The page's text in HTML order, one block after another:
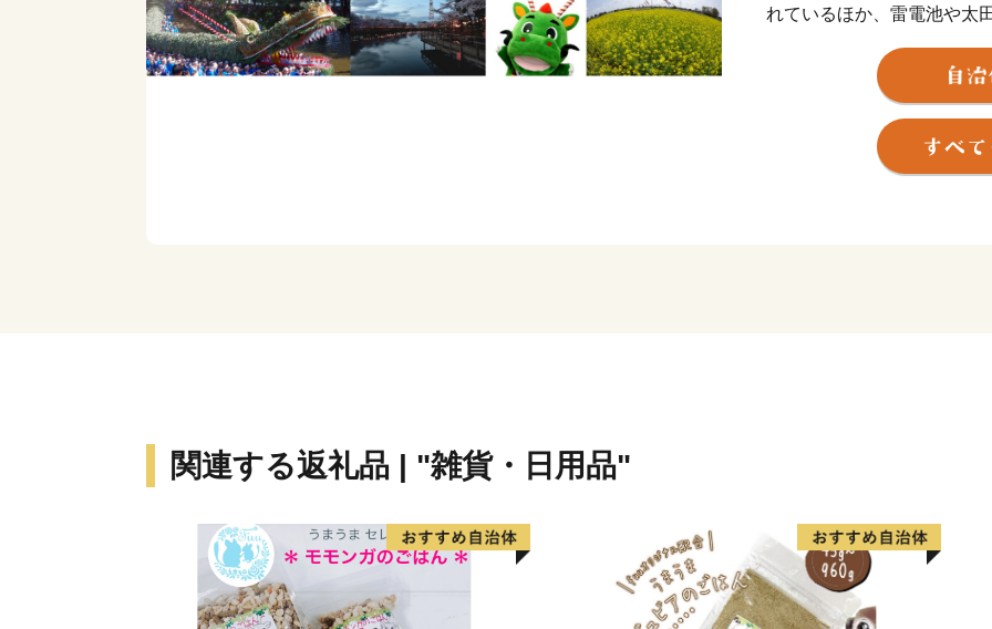
れているほか、雷電池や太
東京への通勤圏に属する
農地などといった武蔵野
和したまちです。
本市には東武東上線、越
関連する返礼品 | "雑貨・日用品"